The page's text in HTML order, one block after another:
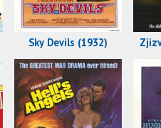
Sky Devils (1932)